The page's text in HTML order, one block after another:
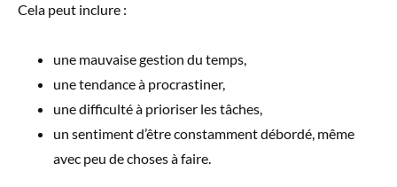
Cela peut inclure :
une mauvaise gestion du temps,
une tendance à procrastiner,
une difficulté à prioriser les tâches,
un sentiment d’être constamment débordé, même
avec peu de choses à faire.